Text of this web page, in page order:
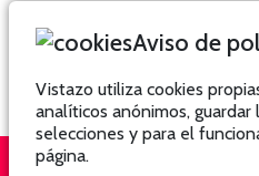
Aviso de
Vistazo utiliza cookies
analíticos anónimos, guardar
selecciones y para el
página.